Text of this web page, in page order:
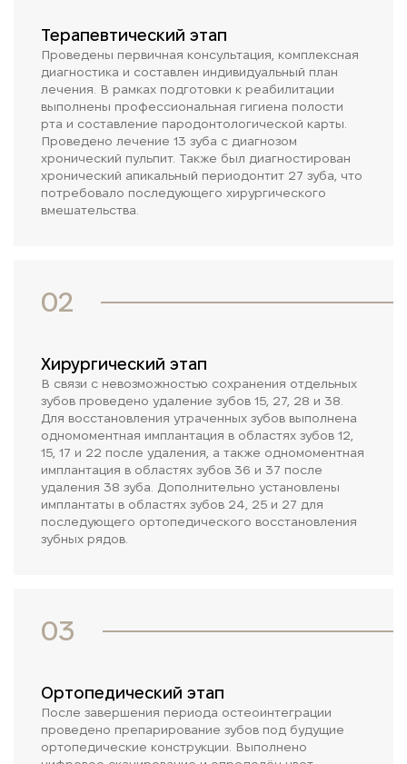
Терапевтический этап
Проведены первичная консультация, комплексная
диагностика и составлен индивидуальный план
лечения. В рамках подготовки к реабилитации
выполнены профессиональная гигиена полости
рта и составление пародонтологической карты.
Проведено лечение 13 зуба с диагнозом
хронический пульпит. Также был диагностирован
хронический апикальный периодонтит 27 зуба, что
потребовало последующего хирургического
вмешательства.
02
Хирургический этап
В связи с невозможностью сохранения отдельных
зубов проведено удаление зубов 15, 27, 28 и 38.
Для восстановления утраченных зубов выполнена
одномоментная имплантация в областях зубов 12,
15, 17 и 22 после удаления, а также одномоментная
имплантация в областях зубов 36 и 37 после
удаления 38 зуба. Дополнительно установлены
имплантаты в областях зубов 24, 25 и 27 для
последующего ортопедического восстановления
зубных рядов.
03
Ортопедический этап
После завершения периода остеоинтеграции
проведено препарирование зубов под будущие
ортопедические конструкции. Выполнено